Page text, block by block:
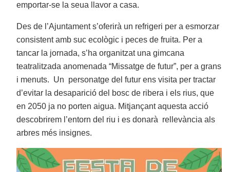
emportar-se la seua llavor a casa.
Des de l’Ajuntament s’oferirà un refrigeri per a esmorzar
consistent amb suc ecològic i peces de fruita. Per a
tancar la jornada, s’ha organitzat una gimcana
teatralitzada anomenada “Missatge de futur”, per a grans
i menuts. Un personatge del futur ens visita per tractar
d’evitar la desaparició del bosc de ribera i els rius, que
en 2050 ja no porten aigua. Mitjançant aquesta acció
descobrirem l’entorn del riu i es donarà rellevància als
arbres més insignes.